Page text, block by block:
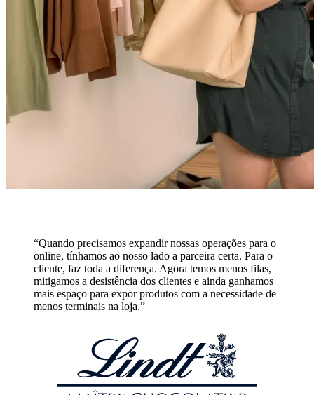
“Quando precisamos expandir nossas operações para o
online, tínhamos ao nosso lado a parceira certa. Para o
cliente, faz toda a diferença. Agora temos menos filas,
mitigamos a desistência dos clientes e ainda ganhamos
mais espaço para expor produtos com a necessidade de
menos terminais na loja.”